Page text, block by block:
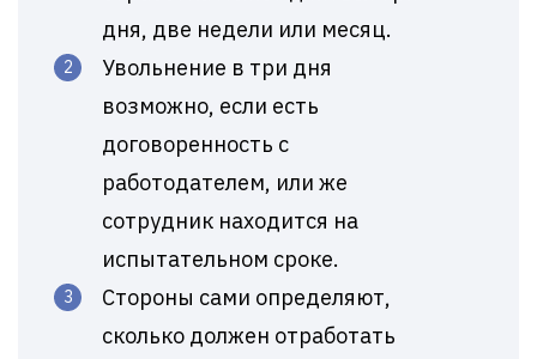
дня, две недели или месяц.
Увольнение в три дня
возможно, если есть
договоренность с
работодателем, или же
сотрудник находится на
испытательном сроке.
Стороны сами определяют,
сколько должен отработать